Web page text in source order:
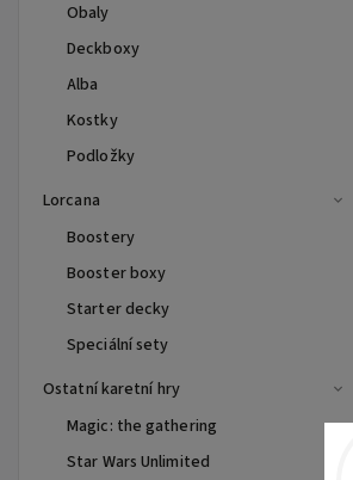
Obaly
Deckboxy
Alba
Kostky
Podložky
Lorcana
Boostery
Booster boxy
Starter decky
Speciální sety
Ostatní karetní hry
Magic: the gathering
Star Wars Unlimited